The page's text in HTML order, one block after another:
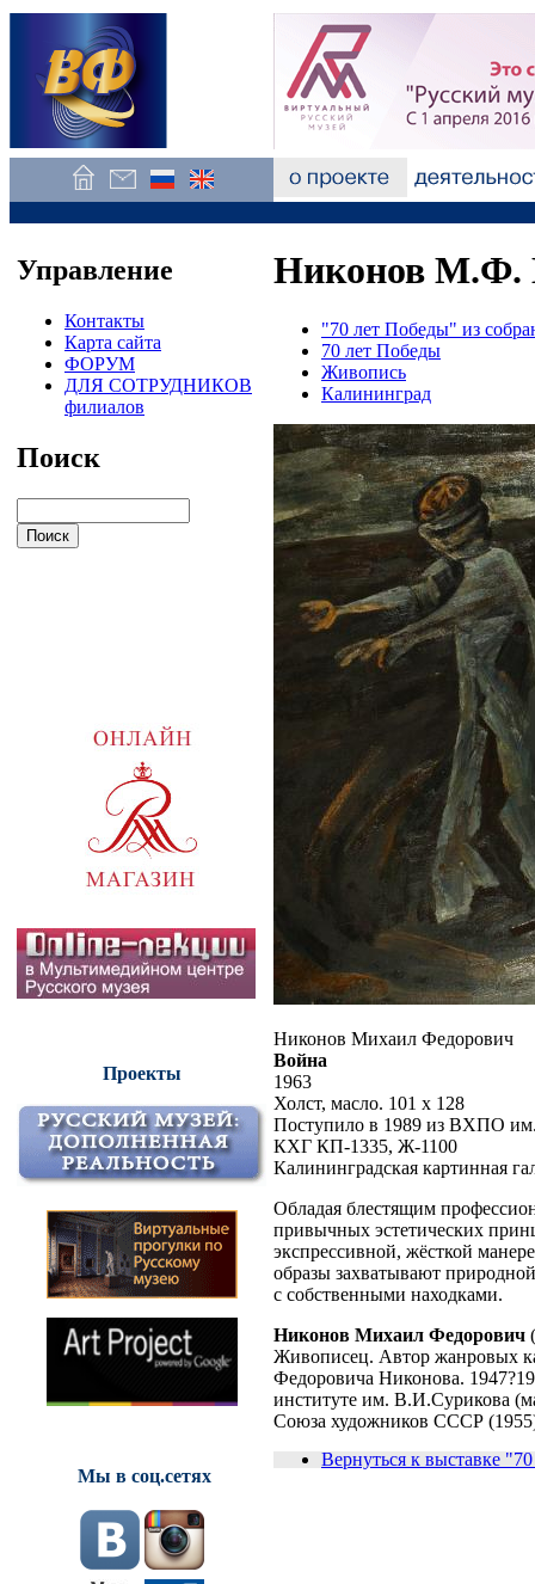
Управление
Контакты
Карта сайта
ФОРУМ
ДЛЯ СОТРУДНИКОВ
филиалов
Поиск
Проекты
Мы в соц.сетях
Никонов М.Ф.
"70 лет Победы" из
70 лет Победы
Живопись
Калининград
Никонов Михаил Федорович
Война
1963
Холст, масло. 101 х 128
Поступило в 1989 из ВХПО
КХГ КП-1335, Ж-1100
Калининградская картинная
Обладая блестящим
привычных эстетических
экспрессивной, жёсткой
образы захватывают
с собственными находками.
Никонов Михаил Федорович
Живописец. Автор жанровых
Федоровича Никонова.
институте им. В.И.Сурикова
Союза художников СССР
Вернуться к выставке